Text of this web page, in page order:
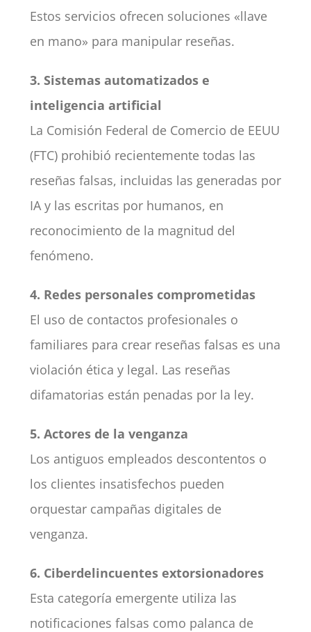
Estos servicios ofrecen soluciones «llave
en mano» para manipular reseñas.
3. Sistemas automatizados e
inteligencia artificial
La Comisión Federal de Comercio de EEUU
(FTC) prohibió recientemente todas las
reseñas falsas, incluidas las generadas por
IA y las escritas por humanos, en
reconocimiento de la magnitud del
fenómeno.
4. Redes personales comprometidas
El uso de contactos profesionales o
familiares para crear reseñas falsas es una
violación ética y legal. Las reseñas
difamatorias están penadas por la ley.
5. Actores de la venganza
Los antiguos empleados descontentos o
los clientes insatisfechos pueden
orquestar campañas digitales de
venganza.
6. Ciberdelincuentes extorsionadores
Esta categoría emergente utiliza las
notificaciones falsas como palanca de